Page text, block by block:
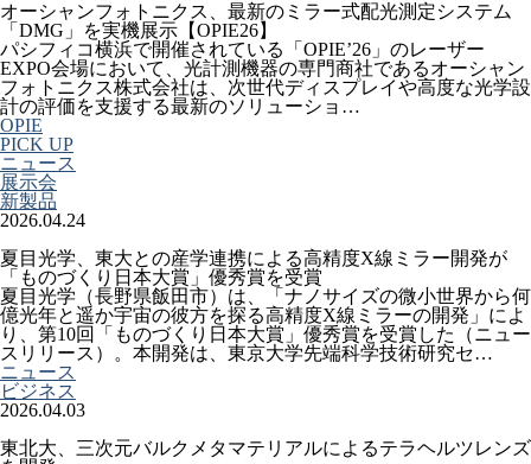
オーシャンフォトニクス、最新のミラー式配光測定システム
「DMG」を実機展示【OPIE26】
パシフィコ横浜で開催されている「OPIE’26」のレーザー
EXPO会場において、光計測機器の専門商社であるオーシャン
フォトニクス株式会社は、次世代ディスプレイや高度な光学設
計の評価を支援する最新のソリューショ…
OPIE
PICK UP
ニュース
展示会
新製品
2026.04.24
夏目光学、東大との産学連携による高精度X線ミラー開発が
「ものづくり日本大賞」優秀賞を受賞
夏目光学（長野県飯田市）は、「ナノサイズの微小世界から何
億光年と遥か宇宙の彼方を探る高精度X線ミラーの開発」によ
り、第10回「ものづくり日本大賞」優秀賞を受賞した（ニュー
スリリース）。本開発は、東京大学先端科学技術研究セ…
ニュース
ビジネス
2026.04.03
東北大、三次元バルクメタマテリアルによるテラヘルツレンズ